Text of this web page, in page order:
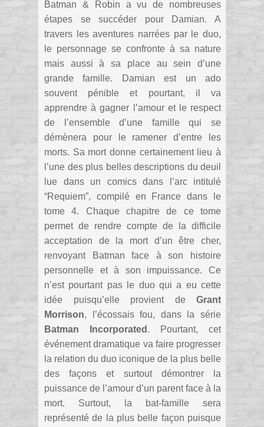
Batman & Robin a vu de nombreuses
étapes se succéder pour Damian. A
travers les aventures narrées par le duo,
le personnage se confronte à sa nature
mais aussi à sa place au sein d’une
grande famille. Damian est un ado
souvent pénible et pourtant, il va
apprendre à gagner l’amour et le respect
de l’ensemble d’une famille qui se
démènera pour le ramener d’entre les
morts. Sa mort donne certainement lieu à
l’une des plus belles descriptions du deuil
lue dans un comics dans l’arc intitulé
“Requiem”, compilé en France dans le
tome 4. Chaque chapitre de ce tome
permet de rendre compte de la difficile
acceptation de la mort d’un être cher,
renvoyant Batman face à son histoire
personnelle et à son impuissance. Ce
n’est pourtant pas le duo qui a eu cette
idée puisqu’elle provient de Grant
Morrison, l’écossais fou, dans la série
Batman Incorporated . Pourtant, cet
événement dramatique va faire progresser
la relation du duo iconique de la plus belle
des façons et surtout démontrer la
puissance de l’amour d’un parent face à la
mort. Surtout, la bat-famille sera
représenté de la plus belle façon puisque